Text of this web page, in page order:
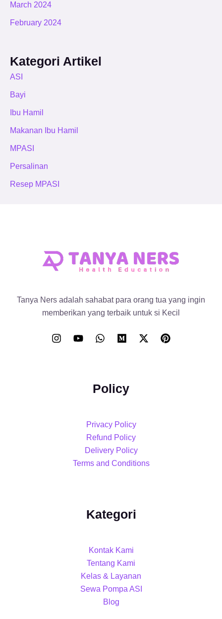
March 2024
February 2024
Kategori Artikel
ASI
Bayi
Ibu Hamil
Makanan Ibu Hamil
MPASI
Persalinan
Resep MPASI
Tanya Ners adalah sahabat para orang tua yang ingin
memberikan yang terbaik untuk si Kecil
Policy
Privacy Policy
Refund Policy
Delivery Policy
Terms and Conditions
Kategori
Kontak Kami
Tentang Kami
Kelas & Layanan
Sewa Pompa ASI
Blog